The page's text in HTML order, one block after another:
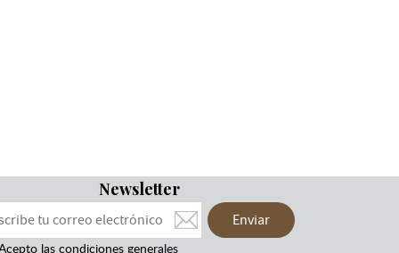
Newsletter
las condiciones generales